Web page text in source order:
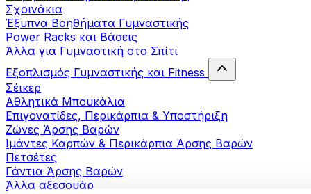
Σχοινάκια
Έξυπνα Βοηθήματα Γυμναστικής
Power Racks και Βάσεις
Άλλα για Γυμναστική στο Σπίτι
Εξοπλισμός Γυμναστικής και Fitness
Σέικερ
Αθλητικά Μπουκάλια
Επιγονατίδες, Περικάρπια & Υποστήριξη
Ζώνες Άρσης Βαρών
Ιμάντες Καρπών & Περικάρπια Άρσης Βαρών
Πετσέτες
Γάντια Άρσης Βαρών
Άλλα αξεσουάρ